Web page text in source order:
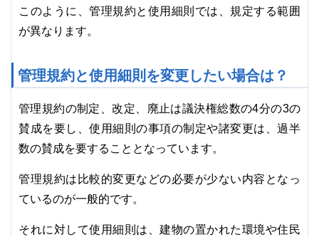
このように、管理規約と使用細則では、規定する範囲
が異なります。
管理規約と使用細則を変更したい場合は？
管理規約の制定、改定、廃止は議決権総数の4分の3の
賛成を要し、使用細則の事項の制定や諸変更は、過半
数の賛成を要することとなっています。
管理規約は比較的変更などの必要が少ない内容となっ
ているのが一般的です。
それに対して使用細則は、建物の置かれた環境や住民